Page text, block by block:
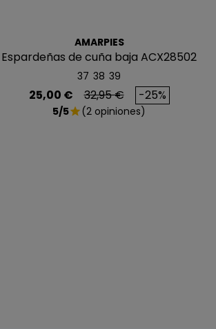
AMARPIES
Espardeñas de cuña baja ACX28502
37 38 39
Precio
25,00 € Precio base
32,95 € -25%
5/5star(2 opiniones)